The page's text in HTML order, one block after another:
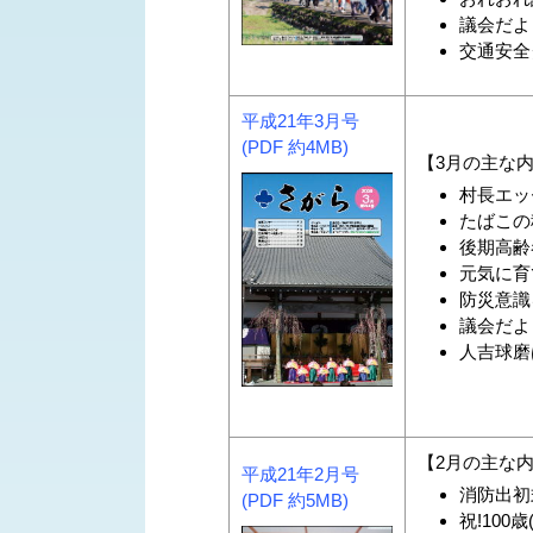
議会だ
交通安
平成21年3月号
(PDF 約4MB)
【3月の主な
村長エ
たばこ
後期高
元気に
防災意
議会だ
人吉球
平成21年2月号
(PDF 約5MB)
【2月の主な
消防出
祝!100